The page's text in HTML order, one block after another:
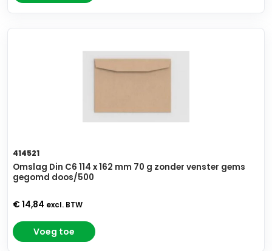
414521
Omslag Din C6 114 x 162 mm 70 g zonder venster gems
gegomd doos/500
€ 14,84 excl. BTW
Voeg toe